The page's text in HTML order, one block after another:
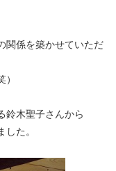
関係を築かせていただ
鈴木聖子さんから
た。